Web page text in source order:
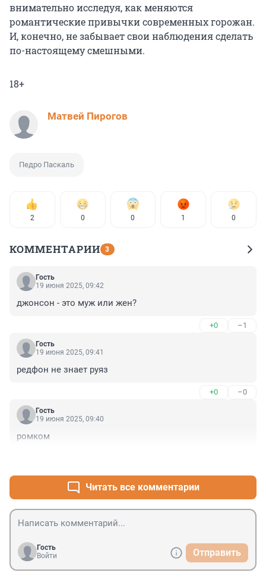
внимательно исследуя, как меняются
романтические привычки современных горожан.
И, конечно, не забывает свои наблюдения сделать
по-настоящему смешными.
18+
Матвей Пирогов
Педро Паскаль
2 0 0 1 0
КОММЕНТАРИИ 3
Гость
19 июня 2025, 09:42
джонсон - это муж или жен?
+0 –1
Гость
19 июня 2025, 09:41
редфон не знает руяз
+0 –0
Гость
19 июня 2025, 09:40
ромком
Читать все комментарии
Гость
Войти
Отправить